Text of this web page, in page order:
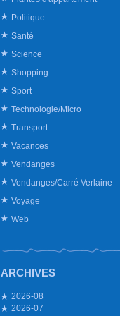
Politique
Santé
Science
Shopping
Sport
Technologie/Micro
Transport
Vacances
Vendanges
Vendanges/Carré Verlaine
Voyage
Web
ARCHIVES
2026-08
2026-07